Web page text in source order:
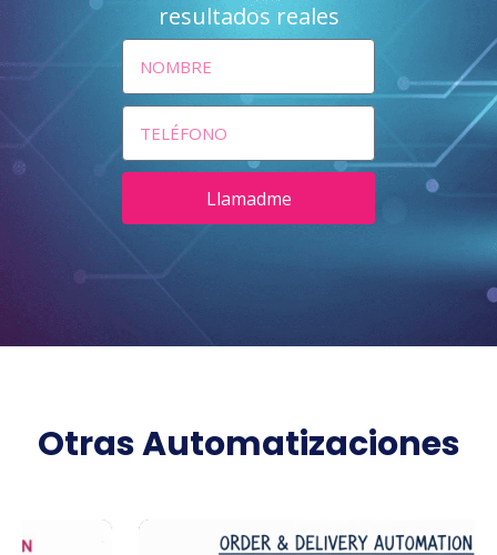
resultados reales
Llamadme
Otras Automatizaciones